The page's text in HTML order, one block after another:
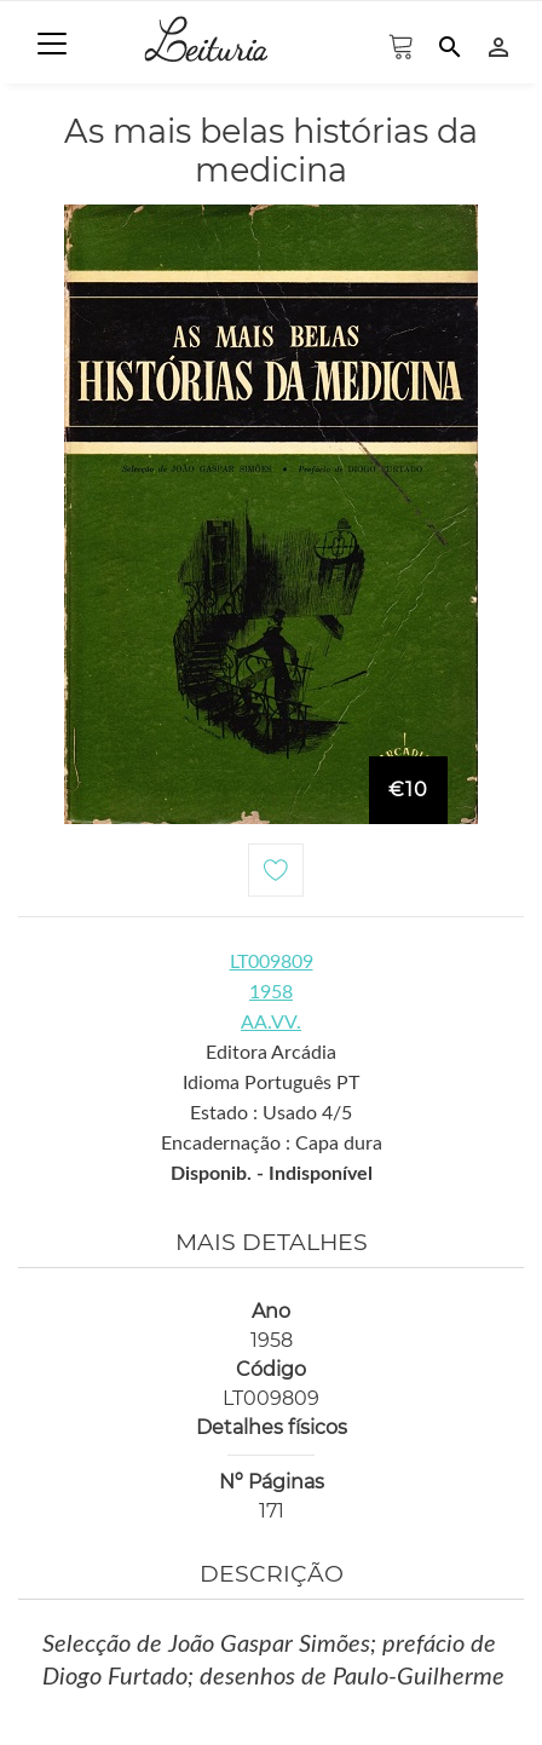
search person_outline
As mais belas histórias da
medicina
€10
LT009809
1958
AA.VV.
Editora Arcádia
Idioma Português PT
Estado : Usado 4/5
Encadernação : Capa dura
Disponib. -
Indisponível
MAIS DETALHES
Ano
1958
Código
LT009809
Detalhes físicos
Nº Páginas
171
DESCRIÇÃO
Selecção de João Gaspar Simões; prefácio de
Diogo Furtado; desenhos de Paulo-Guilherme